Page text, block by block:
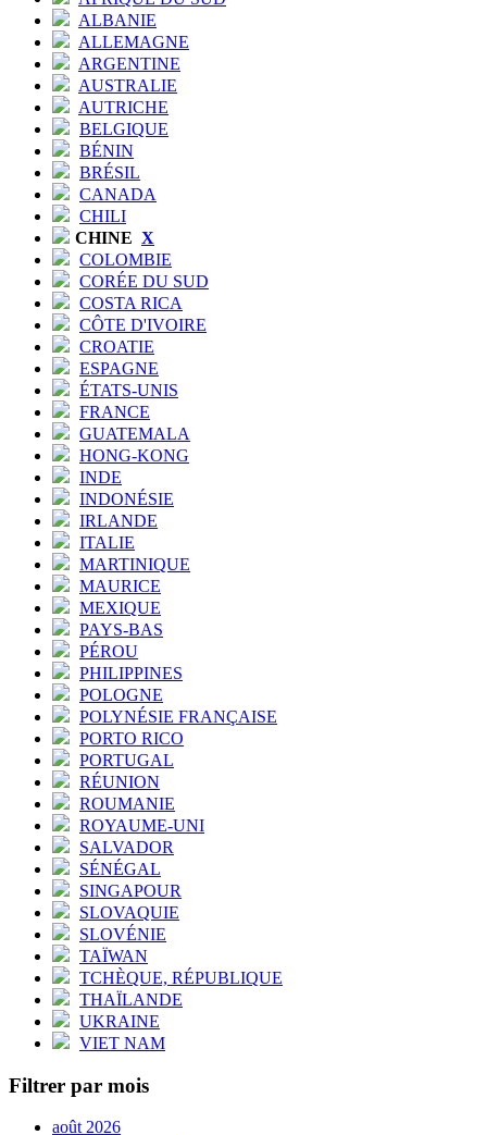
ALBANIE
ALLEMAGNE
ARGENTINE
AUSTRALIE
AUTRICHE
BELGIQUE
BÉNIN
BRÉSIL
CANADA
CHILI
CHINE X
COLOMBIE
CORÉE DU SUD
COSTA RICA
CÔTE D'IVOIRE
CROATIE
ESPAGNE
ÉTATS-UNIS
FRANCE
GUATEMALA
HONG-KONG
INDE
INDONÉSIE
IRLANDE
ITALIE
MARTINIQUE
MAURICE
MEXIQUE
PAYS-BAS
PÉROU
PHILIPPINES
POLOGNE
POLYNÉSIE FRANÇAISE
PORTO RICO
PORTUGAL
RÉUNION
ROUMANIE
ROYAUME-UNI
SALVADOR
SÉNÉGAL
SINGAPOUR
SLOVAQUIE
SLOVÉNIE
TAÏWAN
TCHÈQUE, RÉPUBLIQUE
THAÏLANDE
UKRAINE
VIET NAM
Filtrer par mois
août 2026